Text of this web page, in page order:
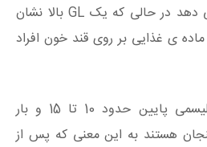
خون را تحت تاثیر قرار می دهد در حالی که یک GL بالا نشان
ی غذایی بر روی قند خون افراد
قارچ ها دارای شاخص گلیسمی پایین حدود 10 تا 15 و بار
از 1 در هر فنجان هستند به این معنی که پس از